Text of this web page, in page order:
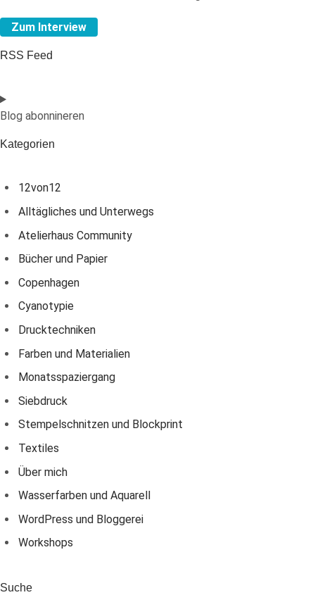
Zum Interview
RSS Feed
Blog abonnineren
Kategorien
12von12
Alltägliches und Unterwegs
Atelierhaus Community
Bücher und Papier
Copenhagen
Cyanotypie
Drucktechniken
Farben und Materialien
Monatsspaziergang
Siebdruck
Stempelschnitzen und Blockprint
Textiles
Über mich
Wasserfarben und Aquarell
WordPress und Bloggerei
Workshops
Suche